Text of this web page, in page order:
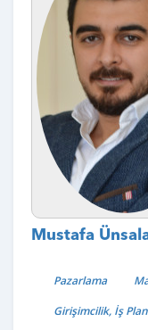
Mustafa
Pazarlama
Girişimcilik, İş